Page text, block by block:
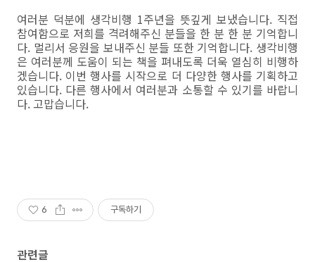
여러분 덕분에 생각비행 1주년을 뜻깊게 보냈습니다. 직접
참여함으로 저희를 격려해주신 분들을 한 분 한 분 기억합니
다. 멀리서 응원을 보내주신 분들 또한 기억합니다. 생각비행
은 여러분께 도움이 되는 책을 펴내도록 더욱 열심히 비행하
겠습니다. 이번 행사를 시작으로 더 다양한 행사를 기획하고
있습니다. 다른 행사에서 여러분과 소통할 수 있기를 바랍니
다. 고맙습니다.
6 구독하기
관련글